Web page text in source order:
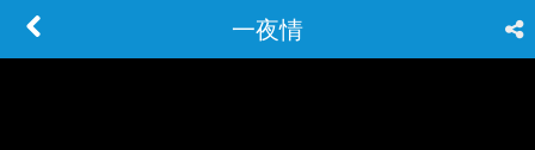
一夜情